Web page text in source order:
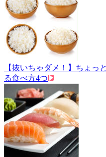
【抜いちゃダメ！】ちょっ
る食べ方4つ